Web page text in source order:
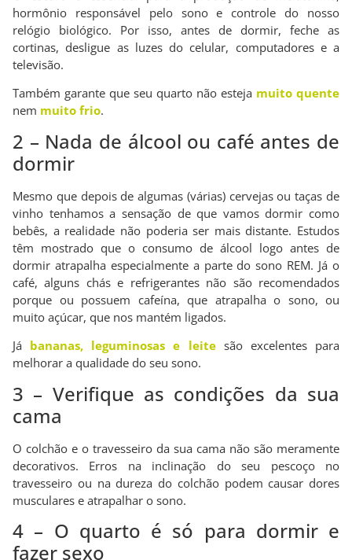
hormônio responsável pelo sono e controle do nosso
relógio biológico. Por isso, antes de dormir, feche as
cortinas, desligue as luzes do celular, computadores e a
televisão.
Também garante que seu quarto não esteja muito quente
nem muito frio.
2 – Nada de álcool ou café antes de
dormir
Mesmo que depois de algumas (várias) cervejas ou taças de
vinho tenhamos a sensação de que vamos dormir como
bebês, a realidade não poderia ser mais distante. Estudos
têm mostrado que o consumo de álcool logo antes de
dormir atrapalha especialmente a parte do sono REM. Já o
café, alguns chás e refrigerantes não são recomendados
porque ou possuem cafeína, que atrapalha o sono, ou
muito açúcar, que nos mantém ligados.
Já bananas, leguminosas e leitesão excelentes para
melhorar a qualidade do seu sono.
3 – Verifique as condições da sua
cama
O colchão e o travesseiro da sua cama não são meramente
decorativos. Erros na inclinação do seu pescoço no
travesseiro ou na dureza do colchão podem causar dores
musculares e atrapalhar o sono.
4 – O quarto é só para dormir e
fazer sexo